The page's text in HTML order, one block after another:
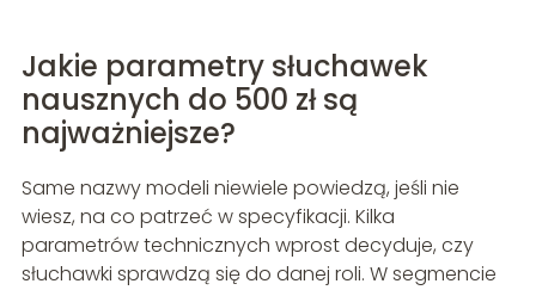
Jakie parametry słuchawek
nausznych do 500 zł są
najważniejsze?
Same nazwy modeli niewiele powiedzą, jeśli nie
wiesz, na co patrzeć w specyfikacji. Kilka
parametrów technicznych wprost decyduje, czy
słuchawki sprawdzą się do danej roli. W segmencie